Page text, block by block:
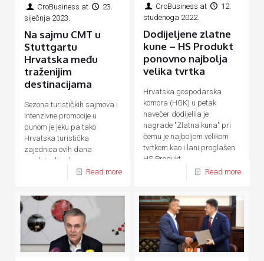
CroBusiness at
23.
siječnja 2023.
Na sajmu CMT u
Stuttgartu
Hrvatska među
traženijim
destinacijama
Sezona turističkih sajmova i
intenzivne promocije u
punom je jeku pa tako
Hrvatska turistička
zajednica ovih dana
predstavlja ukupnu
hrvatsku turističku ponudu
Read more
CroBusiness at
12.
studenoga 2022.
Dodijeljene zlatne
kune – HS Produkt
ponovno najbolja
velika tvrtka
Hrvatska gospodarska
komora (HGK) u petak
navečer dodijelila je
nagrade "Zlatna kuna" pri
čemu je najboljom velikom
tvrtkom kao i lani proglašen
HS Produkt
Read more